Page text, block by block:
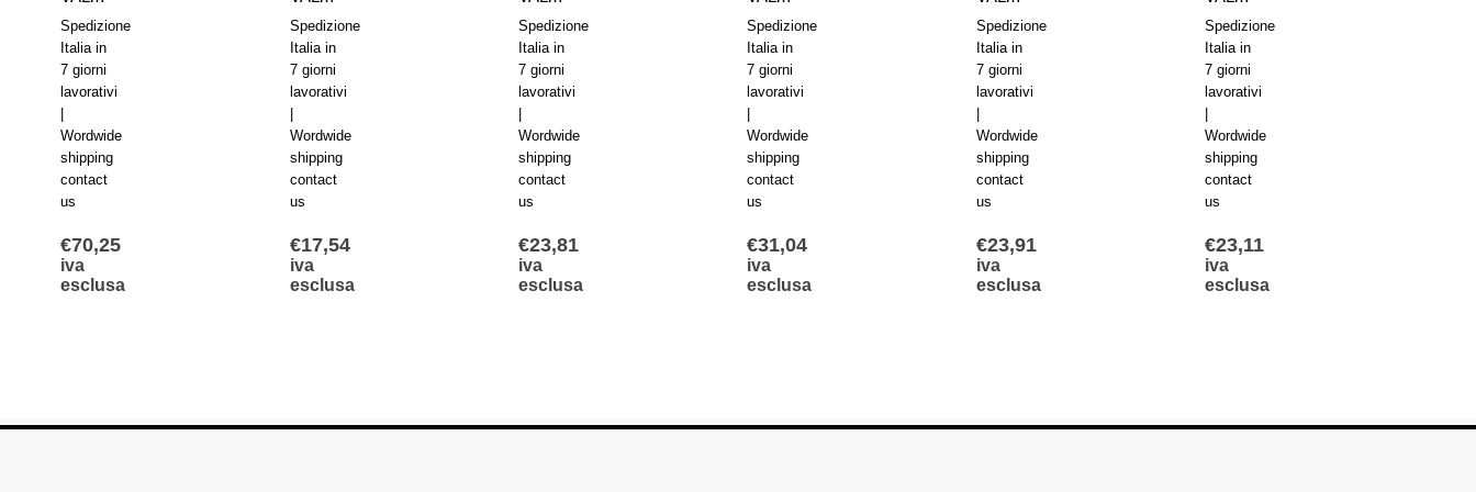
Spedizione
Italia in
7 giorni
lavorativi
Wordwide
shipping
contact
us
€70,25
iva
esclusa
Spedizione
Italia in
7 giorni
lavorativi
Wordwide
shipping
contact
us
€17,54
iva
esclusa
Spedizione
Italia in
7 giorni
lavorativi
Wordwide
shipping
contact
us
€23,81
iva
esclusa
Spedizione
Italia in
7 giorni
lavorativi
Wordwide
shipping
contact
us
€31,04
iva
esclusa
Spedizione
Italia in
7 giorni
lavorativi
Wordwide
shipping
contact
us
€23,91
iva
esclusa
Spedizione
Italia in
7 giorni
lavorativi
Wordwide
shipping
contact
us
€23,11
iva
esclusa